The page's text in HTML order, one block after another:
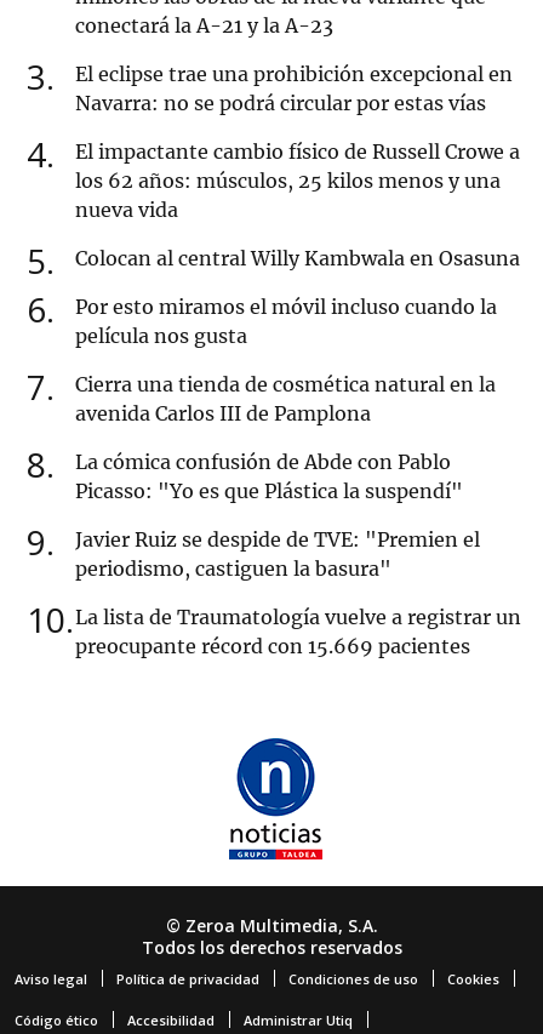
conectará la A-21 y la A-23
3
El eclipse trae una prohibición excepcional en
Navarra: no se podrá circular por estas vías
4
El impactante cambio físico de Russell Crowe a
los 62 años: músculos, 25 kilos menos y una
nueva vida
5 Colocan al central Willy Kambwala en Osasuna
6
Por esto miramos el móvil incluso cuando la
película nos gusta
7
Cierra una tienda de cosmética natural en la
avenida Carlos III de Pamplona
8
La cómica confusión de Abde con Pablo
Picasso: "Yo es que Plástica la suspendí"
9
Javier Ruiz se despide de TVE: "Premien el
periodismo, castiguen la basura"
10 La lista de Traumatología vuelve a registrar un
preocupante récord con 15.669 pacientes
© Zeroa Multimedia, S.A.
Todos los derechos reservados
Aviso legal Política de privacidad Condiciones de uso Cookies
Código ético Accesibilidad Administrar Utiq